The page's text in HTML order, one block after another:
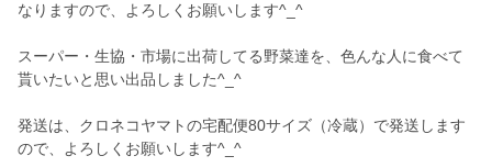
なりますので、よろしくお願いします^_^
スーパー・生協・市場に出荷してる野菜達を、色んな人に食べて
貰いたいと思い出品しました^_^
発送は、クロネコヤマトの宅配便80サイズ（冷蔵）で発送します
ので、よろしくお願いします^_^